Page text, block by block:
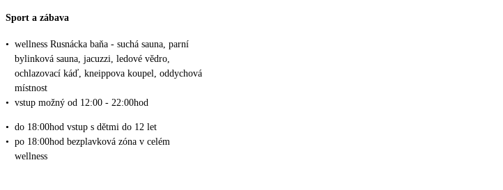
Sport a zábava
• wellness Rusnácka baňa - suchá sauna, parní
bylinková sauna, jacuzzi, ledové vědro,
ochlazovací káď, kneippova koupel, oddychová
místnost
• vstup možný od 12:00 - 22:00hod
• do 18:00hod vstup s dětmi do 12 let
• po 18:00hod bezplavková zóna v celém
wellness